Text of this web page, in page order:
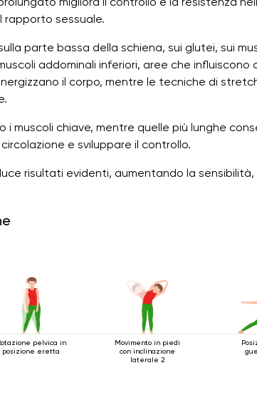
sessuale.
parte bassa della schiena, sui glutei, sui
addominali inferiori, aree che
il corpo, mentre le tecniche di
i muscoli chiave, mentre quelle più lunghe
e sviluppare il controllo.
risultati evidenti, aumentando la sensibilità,
pelvica in
posizione eretta
Movimento in piedi
con inclinazione
laterale 2